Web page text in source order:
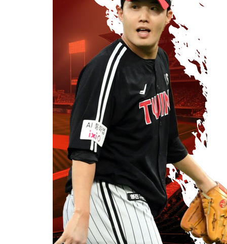
여자배구 이재영·이다영 자매, 아제르바이잔 투란VC 입단
외국인 심판 성 접대 7경기 들여다보니…한국 축구 '5승 2무'
[속보]코스닥, 2.86포인트(0.36%) 내린 798.81마감
[속보]코스피, 6200선 약보합…0.60% 내린 6258.77에 마쳐
[속보]원·달러 환율, 7.7원 내린 1416.1원 마감
[속보] 노원서 40.1도 관측…서울, 2018년 이후 첫 40도
[속보]종합특검, '계엄 수용공간 확보' 신용해 前교정본부장 기소
외신들도 주목한 韓축구 파문…"국민적 공분에 수사 재개"
11시간 압수수색에 성접대 파문까지…'쑥대밭' 된 축구협회
[속보]규제합리화위원회 부위원장에 김태유 서울대 공대 교수…이